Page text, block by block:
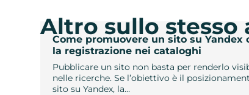
Come promuovere un sito su Yandex
la registrazione nei cataloghi
Pubblicare un sito non basta per renderlo
nelle ricerche. Se l’obiettivo è il
sito su Yandex, la…
Altro sullo stesso